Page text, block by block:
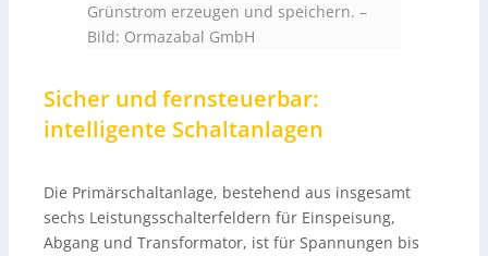
Grünstrom erzeugen und speichern. –
Bild: Ormazabal GmbH
Sicher und fernsteuerbar:
intelligente Schaltanlagen
Die Primärschaltanlage, bestehend aus insgesamt
sechs Leistungsschalterfeldern für Einspeisung,
Abgang und Transformator, ist für Spannungen bis